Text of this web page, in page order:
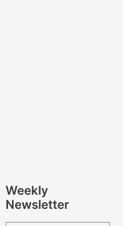
Weekly
Newsletter